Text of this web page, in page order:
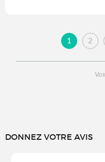
1 2
DONNEZ VOTRE AVIS